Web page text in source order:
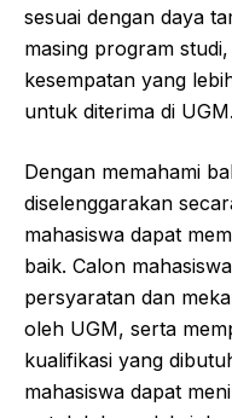
sesuai dengan daya
masing program
kesempatan yang
untuk diterima di UGM.
Dengan memahami
diselenggarakan
mahasiswa dapat
baik. Calon
persyaratan dan
oleh UGM, serta
kualifikasi yang
mahasiswa dapat